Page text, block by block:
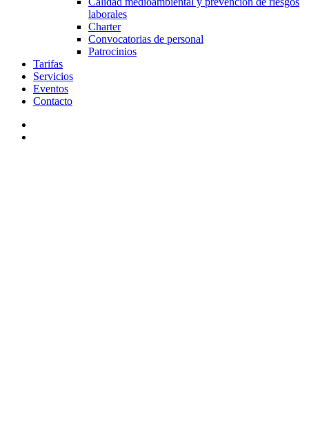
laborales
Charter
Convocatorias de personal
Patrocinios
Tarifas
Servicios
Eventos
Contacto